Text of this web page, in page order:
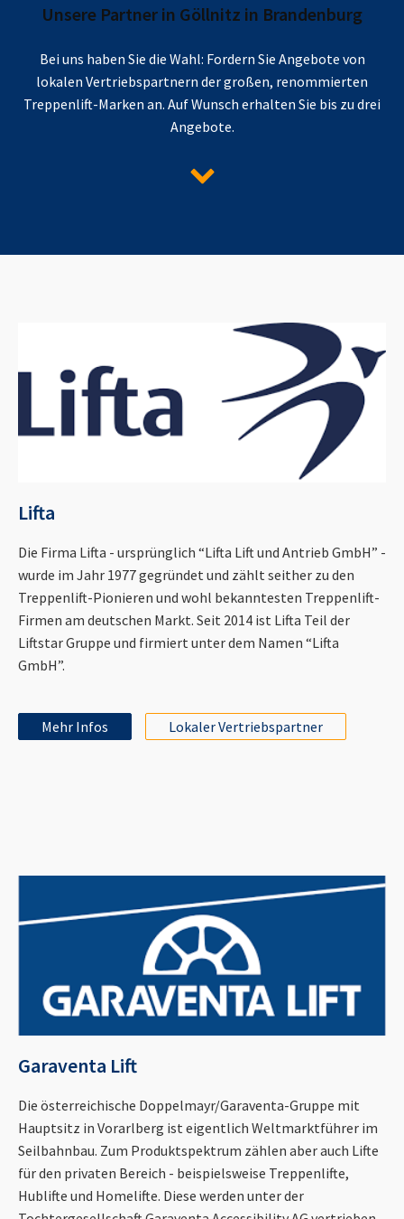
Unsere Partner in Göllnitz in Brandenburg
Bei uns haben Sie die Wahl: Fordern Sie Angebote von
lokalen Vertriebspartnern der großen, renommierten
Treppenlift-Marken an. Auf Wunsch erhalten Sie bis zu drei
Angebote.
Lifta
Die Firma Lifta - ursprünglich “Lifta Lift und Antrieb GmbH” -
wurde im Jahr 1977 gegründet und zählt seither zu den
Treppenlift-Pionieren und wohl bekanntesten Treppenlift-
Firmen am deutschen Markt. Seit 2014 ist Lifta Teil der
Liftstar Gruppe und firmiert unter dem Namen “Lifta
GmbH”.
Mehr Infos Lokaler Vertriebspartner
Garaventa Lift
Die österreichische Doppelmayr/Garaventa-Gruppe mit
Hauptsitz in Vorarlberg ist eigentlich Weltmarktführer im
Seilbahnbau. Zum Produktspektrum zählen aber auch Lifte
für den privaten Bereich - beispielsweise Treppenlifte,
Hublifte und Homelifte. Diese werden unter der